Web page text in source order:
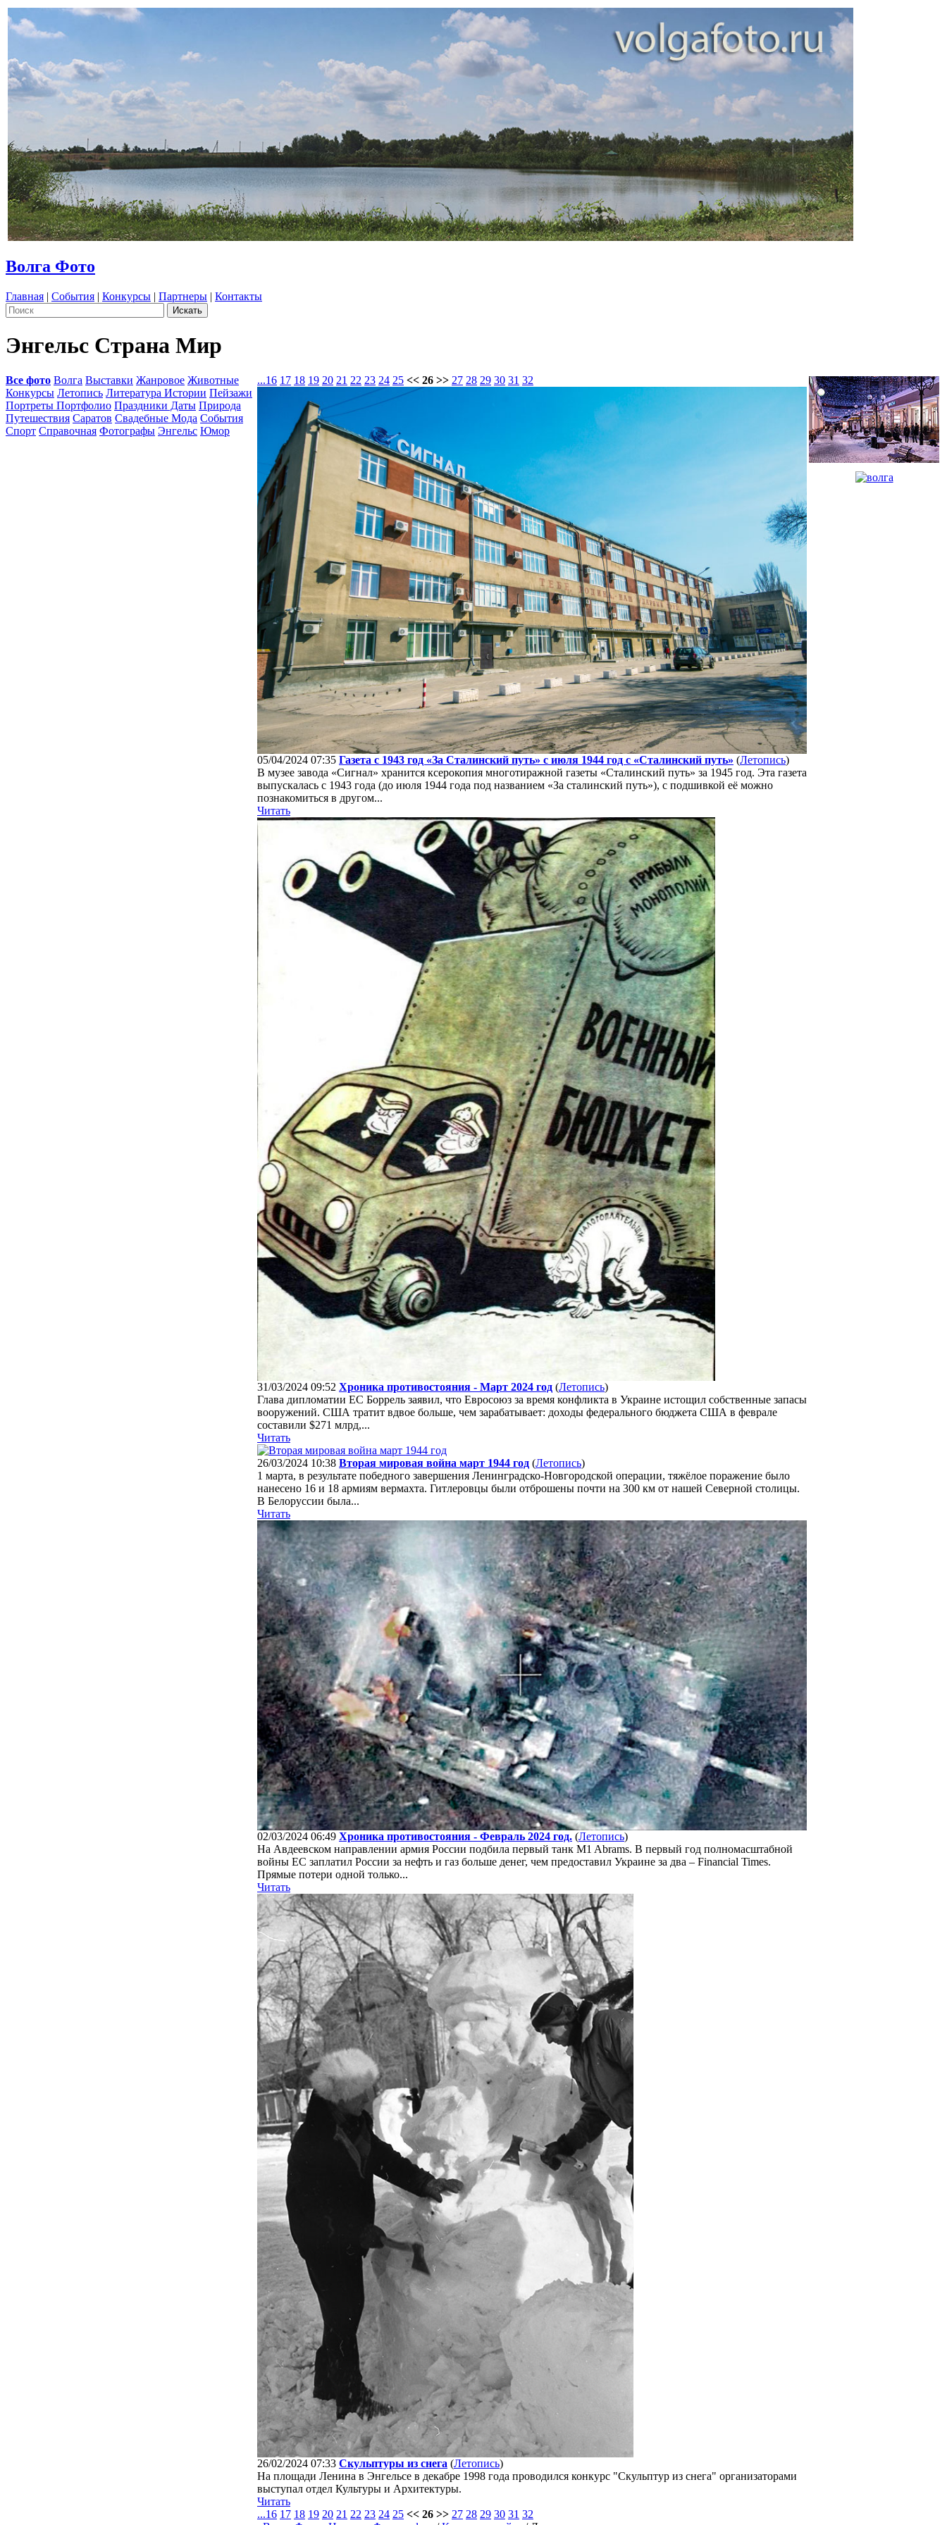
Волга Фото
Главная | События | Конкурсы | Партнеры | Контакты
Энгельс Страна Мир
Все фото Волга Выставки Жанровое Животные
Конкурсы Летопись Литература Истории Пейзажи
Портреты Портфолио Праздники Даты Природа
Путешествия Саратов Свадебные Мода События
Спорт Справочная Фотографы Энгельс Юмор
...16 17 18 19 20 21 22 23 24 25 << 26 >> 27 28 29 30 31 32
05/04/2024 07:35 Газета с 1943 год «За Сталинский путь» с июля 1944 год с «Сталинский путь» (Летопись)
В музее завода «Сигнал» хранится ксерокопия многотиражной газеты «Сталинский путь» за 1945 год. Эта газета
выпускалась с 1943 года (до июля 1944 года под названием «За сталинский путь»), с подшивкой её можно
познакомиться в другом...
Читать
31/03/2024 09:52 Хроника противостояния - Март 2024 год (Летопись)
Глава дипломатии ЕС Боррель заявил, что Евросоюз за время конфликта в Украине истощил собственные запасы
вооружений. США тратит вдвое больше, чем зарабатывает: доходы федерального бюджета США в феврале
составили $271 млрд,...
Читать
26/03/2024 10:38 Вторая мировая война март 1944 год (Летопись)
1 марта, в результате победного завершения Ленинградско-Новгородской операции, тяжёлое поражение было
нанесено 16 и 18 армиям вермахта. Гитлеровцы были отброшены почти на 300 км от нашей Северной столицы.
В Белоруссии была...
Читать
02/03/2024 06:49 Хроника противостояния - Февраль 2024 год. (Летопись)
На Авдеевском направлении армия России подбила первый танк M1 Abrams. В первый год полномасштабной
войны ЕС заплатил России за нефть и газ больше денег, чем предоставил Украине за два – Financial Times.
Прямые потери одной только...
Читать
26/02/2024 07:33 Скульптуры из снега (Летопись)
На площади Ленина в Энгельсе в декабре 1998 года проводился конкурс "Скульптур из снега" организаторами
выступал отдел Культуры и Архитектуры.
Читать
...16 17 18 19 20 21 22 23 24 25 << 26 >> 27 28 29 30 31 32